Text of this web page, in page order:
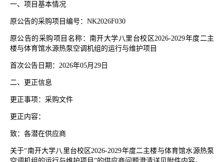
一、项目基本情况
原公告的采购项目编号： NK2026F030
原公告的采购项目名称：南开大学八里台校区2026-2029年度二主
楼与体育馆水源热泵空调机组的运行与维护项目
首次公告日期： 2026年05月 29 日
二、更正信息
更正事项：采购文件
更正内容：
致：各潜在供应商
关于“南开大学八里台校区2026-2029年度二主楼与体育馆水源热泵